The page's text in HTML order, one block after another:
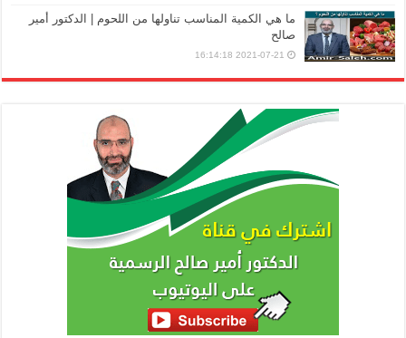
ما هي الكمية المناسب تناولها من اللحوم | الدكتور أمير
صالح
2021-07-21 16:14:18